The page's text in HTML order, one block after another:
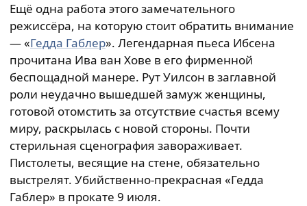
Ещё одна работа этого замечательного
режиссёра, на которую стоит обратить внимание
— «Гедда Габлер». Легендарная пьеса Ибсена
прочитана Ива ван Хове в его фирменной
беспощадной манере. Рут Уилсон в заглавной
роли неудачно вышедшей замуж женщины,
готовой отомстить за отсутствие счастья всему
миру, раскрылась с новой стороны. Почти
стерильная сценография завораживает.
Пистолеты, весящие на стене, обязательно
выстрелят. Убийственно-прекрасная «Гедда
Габлер» в прокате 9 июля.